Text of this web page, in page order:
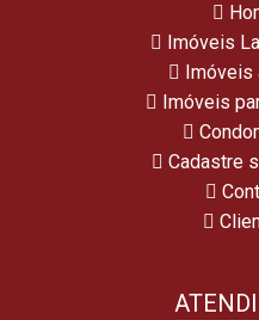
Imóveis
Imóveis
Imóveis
Cadastre